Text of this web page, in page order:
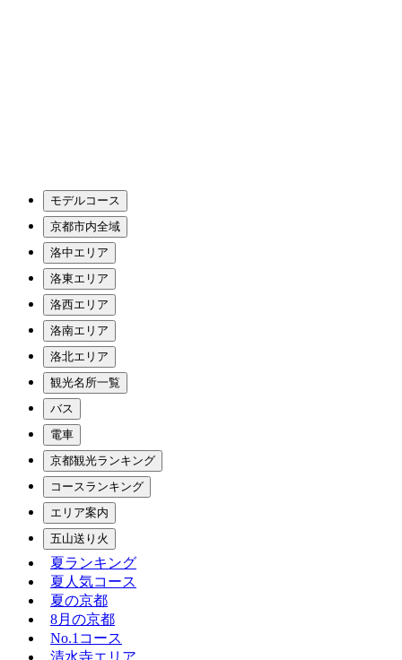
モデルコース
京都市内全域
洛中エリア
洛東エリア
洛西エリア
洛南エリア
洛北エリア
観光名所一覧
バス
電車
京都観光ランキング
コースランキング
エリア案内
五山送り火
夏ランキング
夏人気コース
夏の京都
8月の京都
No.1コース
清水寺エリア